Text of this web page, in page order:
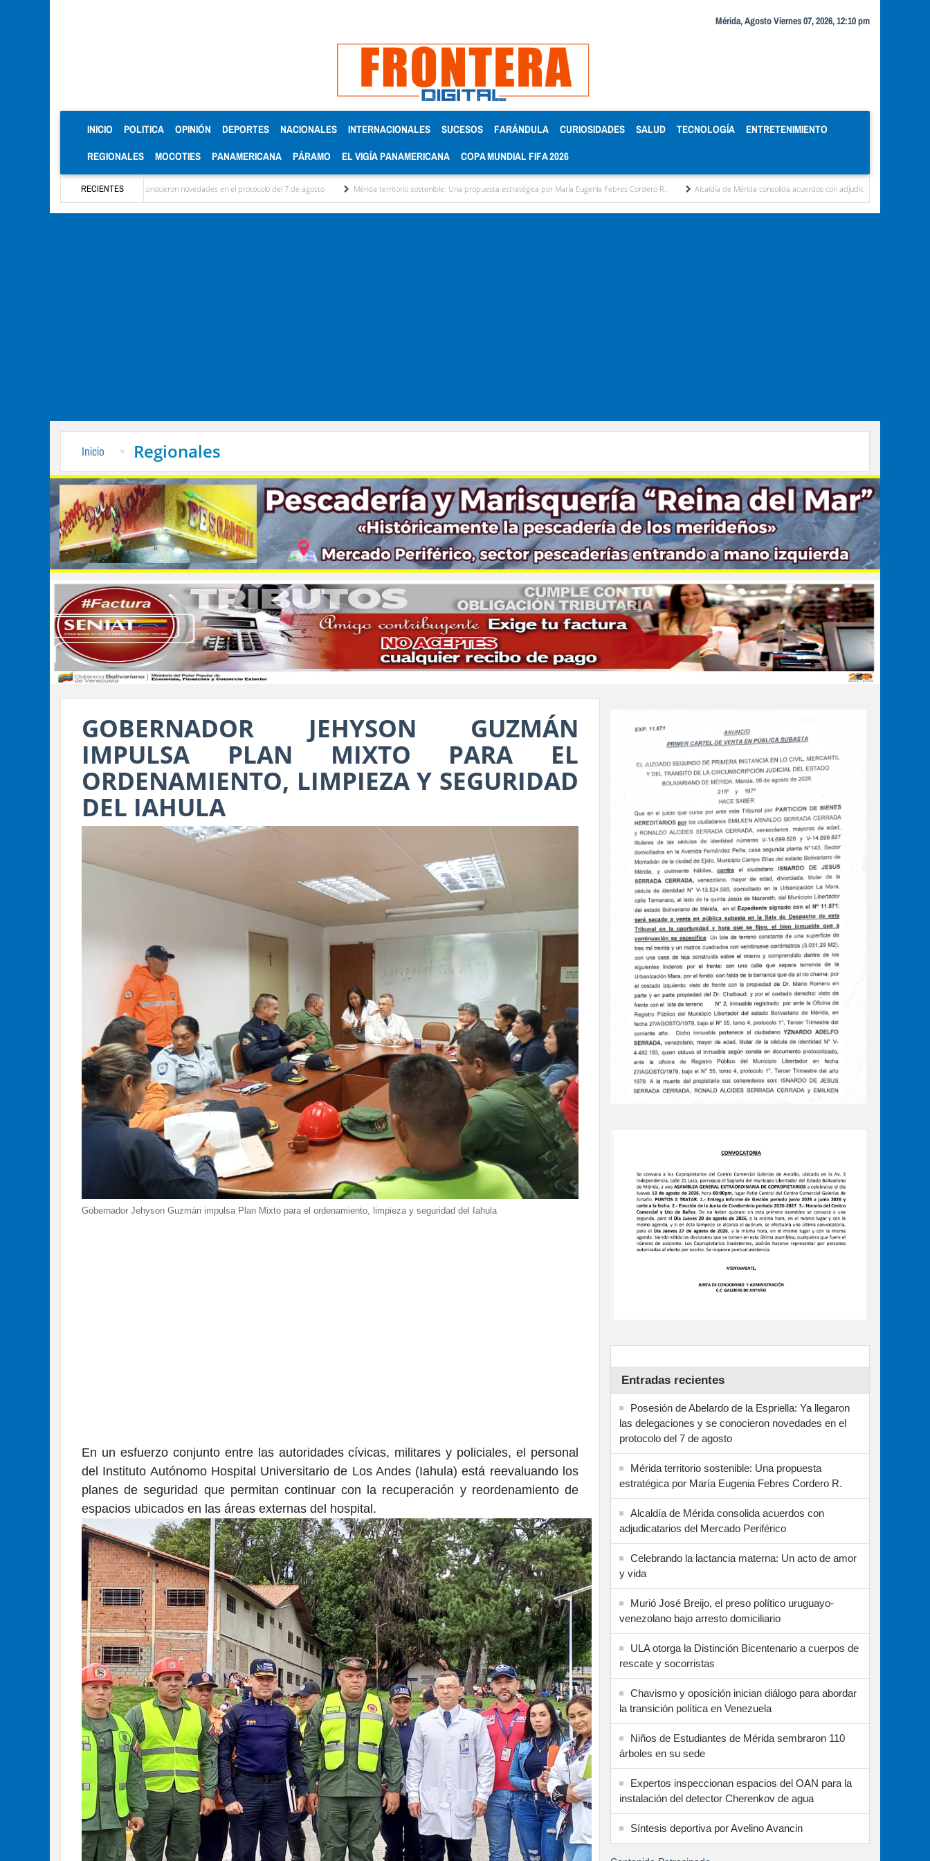
Mérida, Agosto Viernes 07, 2026, 12:10 pm
INICIO (CURRENT)
POLITICA OPINIÓN DEPORTES NACIONALES INTERNACIONALES SUCESOS FARÁNDULA CURIOSIDADES SALUD TECNOLOGÍA ENTRETENIMIENTO
REGIONALES MOCOTIES PANAMERICANA PÁRAMO EL VIGÍA PANAMERICANA COPA MUNDIAL FIFA 2026
RECIENTES
y se conocieron novedades en el protocolo del 7 de agosto Mérida territorio sostenible: Una propuesta estratégica por María Eugenia Febres Cordero R. Alcaldía de Mérida consolida acuerdos con adjudicatarios del Mercado Periférico
Inicio Regionales
GOBERNADOR JEHYSON GUZMÁN
IMPULSA PLAN MIXTO PARA EL
ORDENAMIENTO, LIMPIEZA Y SEGURIDAD
DEL IAHULA
Gobernador Jehyson Guzmán impulsa Plan Mixto para el ordenamiento, limpieza y seguridad del Iahula
En un esfuerzo conjunto entre las autoridades cívicas, militares y policiales, el personal
del Instituto Autónomo Hospital Universitario de Los Andes (Iahula) está reevaluando los
planes de seguridad que permitan continuar con la recuperación y reordenamiento de
espacios ubicados en las áreas externas del hospital.
Entradas recientes
Posesión de Abelardo de la Espriella: Ya llegaron
las delegaciones y se conocieron novedades en el
protocolo del 7 de agosto
Mérida territorio sostenible: Una propuesta
estratégica por María Eugenia Febres Cordero R.
Alcaldía de Mérida consolida acuerdos con
adjudicatarios del Mercado Periférico
Celebrando la lactancia materna: Un acto de amor
y vida
Murió José Breijo, el preso político uruguayo-
venezolano bajo arresto domiciliario
ULA otorga la Distinción Bicentenario a cuerpos de
rescate y socorristas
Chavismo y oposición inician diálogo para abordar
la transición política en Venezuela
Niños de Estudiantes de Mérida sembraron 110
árboles en su sede
Expertos inspeccionan espacios del OAN para la
instalación del detector Cherenkov de agua
Síntesis deportiva por Avelino Avancin